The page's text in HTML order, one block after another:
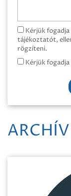
Kérjük
tájékoztatót,
rögzíteni.
Kérjük